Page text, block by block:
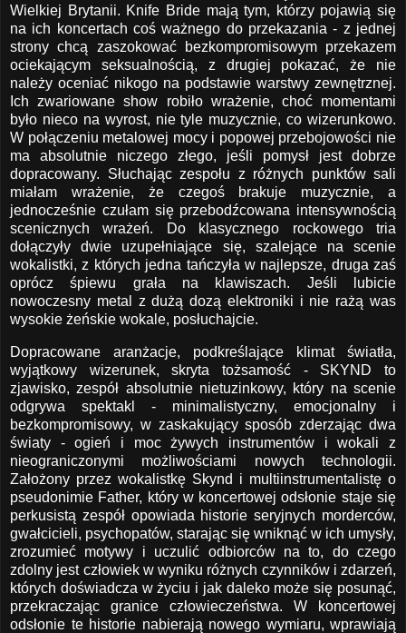
Wielkiej Brytanii. Knife Bride mają tym, którzy pojawią się
na ich koncertach coś ważnego do przekazania - z jednej
strony chcą zaszokować bezkompromisowym przekazem
ociekającym seksualnością, z drugiej pokazać, że nie
należy oceniać nikogo na podstawie warstwy zewnętrznej.
Ich zwariowane show robiło wrażenie, choć momentami
było nieco na wyrost, nie tyle muzycznie, co wizerunkowo.
W połączeniu metalowej mocy i popowej przebojowości nie
ma absolutnie niczego złego, jeśli pomysł jest dobrze
dopracowany. Słuchając zespołu z różnych punktów sali
miałam wrażenie, że czegoś brakuje muzycznie, a
jednocześnie czułam się przebodźcowana intensywnością
scenicznych wrażeń. Do klasycznego rockowego tria
dołączyły dwie uzupełniające się, szalejące na scenie
wokalistki, z których jedna tańczyła w najlepsze, druga zaś
oprócz śpiewu grała na klawiszach. Jeśli lubicie
nowoczesny metal z dużą dozą elektroniki i nie rażą was
wysokie żeńskie wokale, posłuchajcie.
Dopracowane aranżacje, podkreślające klimat światła,
wyjątkowy wizerunek, skryta tożsamość - SKYND to
zjawisko, zespół absolutnie nietuzinkowy, który na scenie
odgrywa spektakl - minimalistyczny, emocjonalny i
bezkompromisowy, w zaskakujący sposób zderzając dwa
światy - ogień i moc żywych instrumentów i wokali z
nieograniczonymi możliwościami nowych technologii.
Założony przez wokalistkę Skynd i multiinstrumentalistę o
pseudonimie Father, który w koncertowej odsłonie staje się
perkusistą zespół opowiada historie seryjnych morderców,
gwałcicieli, psychopatów, starając się wniknąć w ich umysły,
zrozumieć motywy i uczulić odbiorców na to, do czego
zdolny jest człowiek w wyniku różnych czynników i zdarzeń,
których doświadcza w życiu i jak daleko może się posunąć,
przekraczając granice człowieczeństwa. W koncertowej
odsłonie te historie nabierają nowego wymiaru, wprawiają